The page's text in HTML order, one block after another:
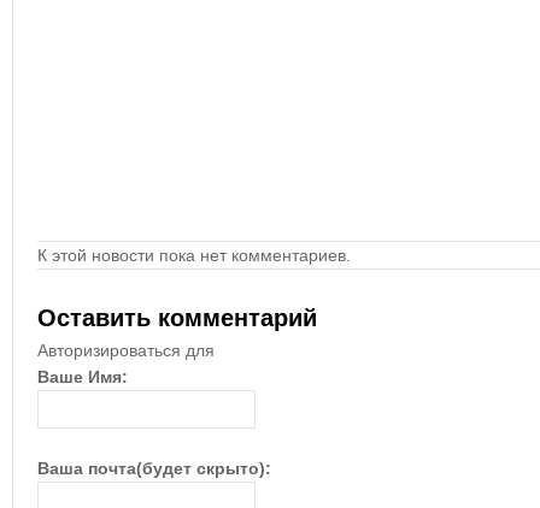
К этой новости пока нет комментариев.
Оставить комментарий
Авторизироваться для
Ваше Имя:
Ваша почта(будет скрыто):